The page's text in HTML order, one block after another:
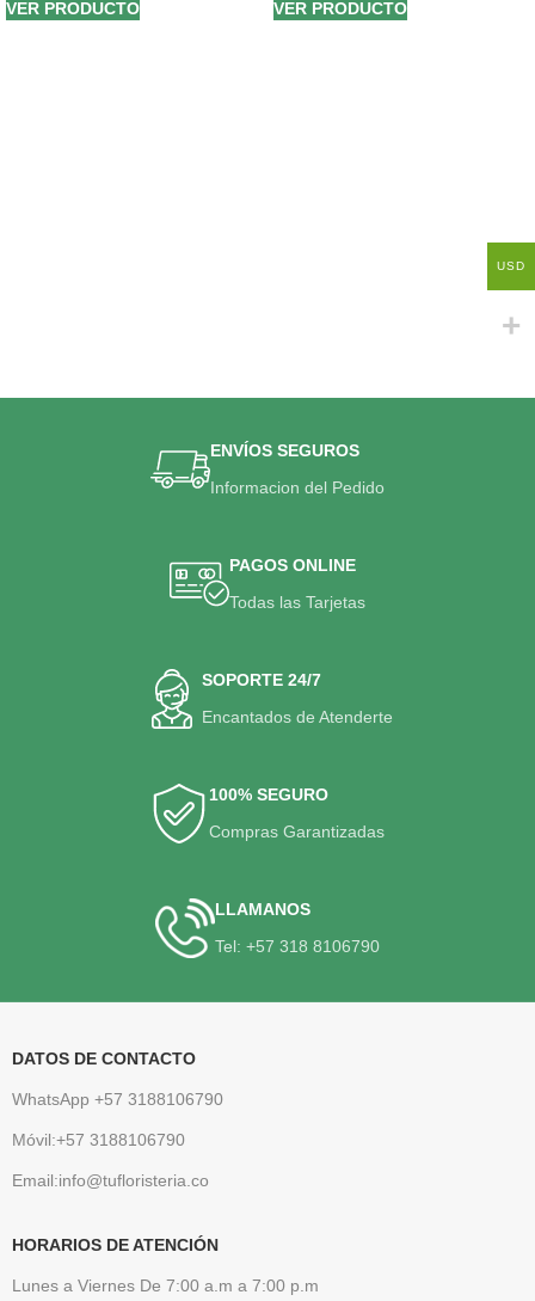
VER PRODUCTO VER PRODUCTO
ENVÍOS SEGUROS
Informacion del Pedido
PAGOS ONLINE
Todas las Tarjetas
SOPORTE 24/7
Encantados de Atenderte
100% SEGURO
Compras Garantizadas
LLAMANOS
Tel: +57 318 8106790
DATOS DE CONTACTO
WhatsApp +57 3188106790
Móvil:+57 3188106790
Email:info@tufloristeria.co
HORARIOS DE ATENCIÓN
Lunes a Viernes De 7:00 a.m a 7:00 p.m
USD